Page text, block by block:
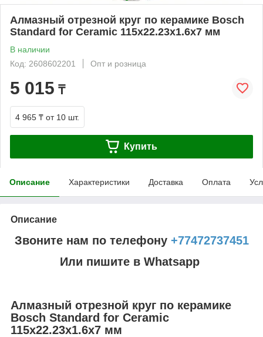
Алмазный отрезной круг по керамике Bosch
Standard for Ceramic 115x22.23x1.6x7 мм
В наличии
Код: 2608602201
Опт и розница
5 015 ₸
4 965 ₸ от 10 шт.
Купить
Описание Характеристики Доставка Оплата
Описание
Звоните нам по телефону +77472737451
Или пишите в Whatsapp
Алмазный отрезной круг по керамике
Bosch Standard for Ceramic
115x22.23x1.6x7 мм